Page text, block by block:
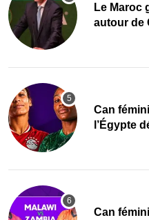
Le Maroc
autour de
‎Can
l’Égypte
‎Can